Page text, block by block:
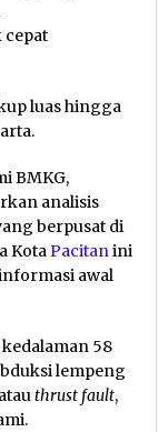
cepat
luas hingga
BMKG,
analisis
berpusat di
KotaPacitanini
awal
58
lempeng
thrust fault,